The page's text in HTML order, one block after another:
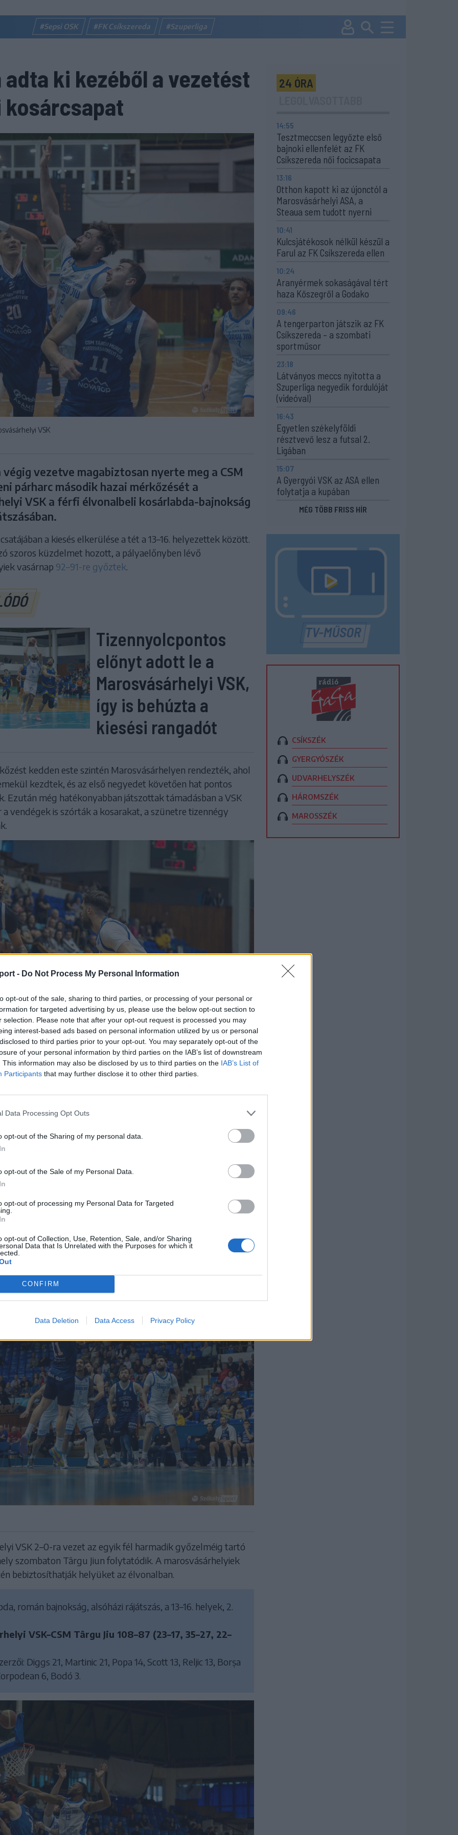
- Do Not Process My Personal Information
opt-out of the sale, sharing to third parties, or processing of your personal or
for targeted advertising by us, please use the below opt-out section to
selection. Please note that after your opt-out request is processed you may
interest-based ads based on personal information utilized by us or personal
to third parties prior to your opt-out. You may separately opt-out of the
of your personal information by third parties on the IAB’s list of downstream
This information may also be disclosed by us to third parties on the IAB’s List of
Participants that may further disclose it to other third parties.
Data Processing Opt Outs
opt-out of the Sharing of my personal data.
opt-out of the Sale of my Personal Data.
opt-out of processing my Personal Data for Targeted
opt-out of Collection, Use, Retention, Sale, and/or Sharing
Data that Is Unrelated with the Purposes for which it
CONFIRM
Data Deletion Data Access Privacy Policy
#Sepsi OSK #FK Csíkszereda #Szuperliga
ki kezéből a vezetést
kosárcsapat
VSK
vezetve magabiztosan nyerte meg a CSM
párharc második hazai mérkőzését a
VSK a férfi élvonalbeli kosárlabda-bajnokság
a kiesés elkerülése a tét a 13–16. helyezettek között.
szoros küzdelmet hozott, a pályaelőnyben lévő
vasárnap 92–91-re győztek.
Tizennyolcpontos
előnyt adott le a
Marosvásárhelyi VSK,
így is behúzta a
kiesési rangadót
kedden este szintén Marosvásárhelyen rendezték, ahol
kezdtek, és az első negyedet követően hat pontos
Ezután még hatékonyabban játszottak támadásban a VSK
a vendégek is szórták a kosarakat, a szünetre tizennégy
is irányítás alatt tartották a játékot a hazaiak, akik továbbra is
ráadásul a harmadik negyed végén húsz pontra
percet is megnyerték, így 108–87-re diadalmaskodtak.
VSK 2–0-ra vezet az egyik fél harmadik győzelméig tartó
szombaton Târgu Jiun folytatódik. A marosvásárhelyiek
bebiztosíthatják helyüket az élvonalban.
román bajnokság, alsóházi rájátszás, a 13–16. helyek, 2.
VSK–CSM Târgu Jiu 108–87 (23–17, 35–27, 22–
Diggs 21, Martinic 21, Popa 14, Scott 13, Reljic 13, Borșa
6, Bodó 3.
24 ÓRA
14:55
Tesztmeccsen legyőzte első
bajnoki ellenfelét az FK
Csíkszereda női focicsapata
13:16
Otthon kapott ki az újonctól a
Marosvásárhelyi ASA, a
Steaua sem tudott nyerni
10:41
Kulcsjátékosok nélkül készül a
Farul az FK Csíkszereda ellen
10:24
Aranyérmek sokaságával tért
haza Kőszegről a Godako
09:46
A tengerparton játszik az FK
Csíkszereda – a szombati
sportműsor
23:18
Látványos meccs nyitotta a
Szuperliga negyedik fordulóját
(videóval)
16:43
Egyetlen székelyföldi
résztvevő lesz a futsal 2.
Ligában
15:07
A Gyergyói VSK az ASA ellen
folytatja a kupában
MÉG TÖBB FRISS HÍR
CSÍKSZÉK
GYERGYÓSZÉK
UDVARHELYSZÉK
HÁROMSZÉK
MAROSSZÉK